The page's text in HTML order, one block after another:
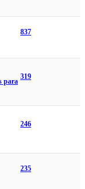
837
para
319
246
235